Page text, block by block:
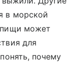
в морской
пищи может
для
почему